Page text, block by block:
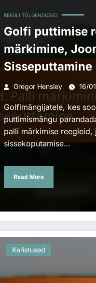
REEGLI TÕLGENDUSED
Golfi puttimise
märkimine,
Sisseputtamine
Gregor Hensley 16/
Golfimängijatele, kes
puttimismängu
palli märkimise reegleid,
sissekoputamise…
Read More
Karistused